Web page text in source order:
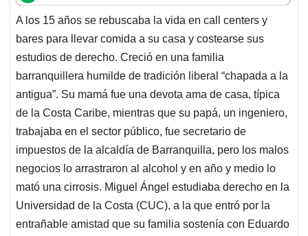
t
s
A
p
p
e
b
o
o
k
k
e
d
I
n
i
l
e
a
d
s
A los 15 años se rebuscaba la vida en call centers y
bares para llevar comida a su casa y costearse sus
estudios de derecho. Creció en una familia
barranquillera humilde de tradición liberal “chapada a la
antigua”. Su mamá fue una devota ama de casa, típica
de la Costa Caribe, mientras que su papá, un ingeniero,
trabajaba en el sector público, fue secretario de
impuestos de la alcaldía de Barranquilla, pero los malos
negocios lo arrastraron al alcohol y en año y medio lo
mató una cirrosis. Miguel Ángel estudiaba derecho en la
Universidad de la Costa (CUC), a la que entró por la
entrañable amistad que su familia sostenía con Eduardo